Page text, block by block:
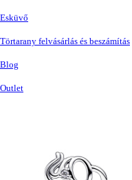
Esküvő
Törtarany felvásárlás és beszámítás
Blog
Outlet